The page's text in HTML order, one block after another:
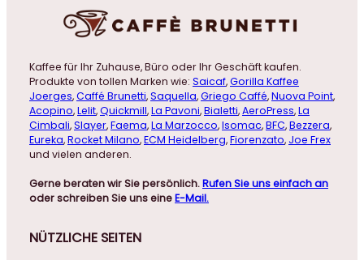
Kaffee für Ihr Zuhause, Büro oder Ihr Geschäft kaufen.
Produkte von tollen Marken wie: Saicaf,Gorilla Kaffee
Joerges,Caffé Brunetti,Saquella,Griego Caffé,Nuova Point,
Acopino,Lelit,Quickmill,La Pavoni,Bialetti,AeroPress,La
Cimbali,Slayer,Faema,La Marzocco,Isomac,BFC,Bezzera,
Eureka,Rocket Milano,ECM Heidelberg,Fiorenzato, Joe Frex
und vielen anderen.
Gerne beraten wir Sie persönlich.Rufen Sie uns einfach an
oder schreiben Sie uns eineE-Mail.
NÜTZLICHE SEITEN